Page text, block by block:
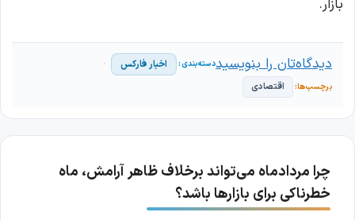
بازار.
اخبار فارکس
اقتصادی
دیدگاه‌تان را بنویسید
چرا مردادماه می‌تواند برخلاف ظاهر آرامش، ماه
خطرناکی برای بازارها باشد؟